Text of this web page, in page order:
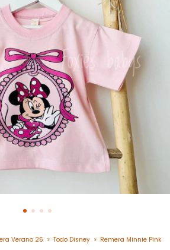
Verano 26 > Todo Disney > Remera Minnie Pink